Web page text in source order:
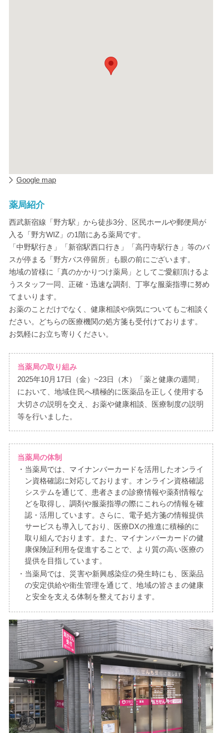
Google map
薬局紹介
西武新宿線「野方駅」から徒歩3分、区民ホールや郵便局が
入る「野方WIZ」の1階にある薬局です。
「中野駅行き」「新宿駅西口行き」「高円寺駅行き」等のバ
スが停まる「野方バス停留所」も眼の前にございます。
地域の皆様に「真のかかりつけ薬局」としてご愛顧頂けるよ
うスタッフ一同、正確・迅速な調剤、丁寧な服薬指導に努め
てまいります。
お薬のことだけでなく、健康相談や病気についてもご相談く
ださい。どちらの医療機関の処方箋も受付けております。
お気軽にお立ち寄りください。
当薬局の取り組み
2025年10月17日（金）~23日（木）「薬と健康の週間」
において、地域住民へ積極的に医薬品を正しく使用する
大切さの説明を交え、お薬や健康相談、医療制度の説明
等を行いました。
当薬局の体制
当薬局では、マイナンバーカードを活用したオンライ
ン資格確認に対応しております。オンライン資格確認
システムを通じて、患者さまの診療情報や薬剤情報な
どを取得し、調剤や服薬指導の際にこれらの情報を確
認・活用しています。さらに、電子処方箋の情報提供
サービスも導入しており、医療DXの推進に積極的に
取り組んでおります。また、マイナンバーカードの健
康保険証利用を促進することで、より質の高い医療の
提供を目指しています。
当薬局では、災害や新興感染症の発生時にも、医薬品
の安定供給や衛生管理を通じて、地域の皆さまの健康
と安全を支える体制を整えております。